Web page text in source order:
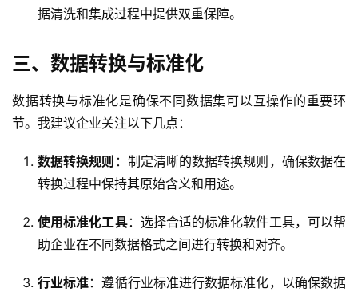
据清洗和集成过程中提供双重保障。
三、数据转换与标准化
数据转换与标准化是确保不同数据集可以互操作的重要环
节。我建议企业关注以下几点：
数据转换规则 ：制定清晰的数据转换规则，确保数据在
转换过程中保持其原始含义和用途。
使用标准化工具：选择合适的标准化软件工具，可以帮
助企业在不同数据格式之间进行转换和对齐。
行业标准：遵循行业标准进行数据标准化，以确保数据